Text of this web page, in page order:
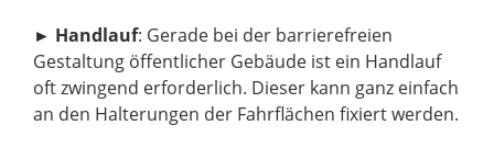
► Handlauf: Gerade bei der barrierefreien
Gestaltung öffentlicher Gebäude ist ein Handlauf
oft zwingend erforderlich. Dieser kann ganz einfach
an den Halterungen der Fahrflächen fixiert werden.